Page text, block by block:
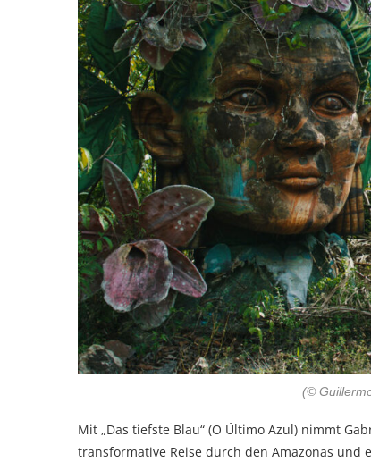
(©
Mit „Das tiefste Blau“ (O Último Azul) nimmt
transformative Reise durch den Amazonas